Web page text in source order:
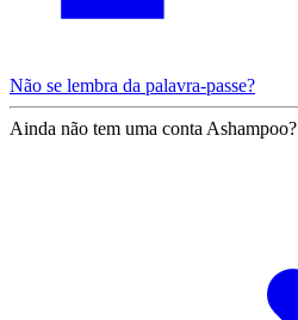
Não se lembra da palavra-passe?
Ainda não tem uma conta Ashampoo?